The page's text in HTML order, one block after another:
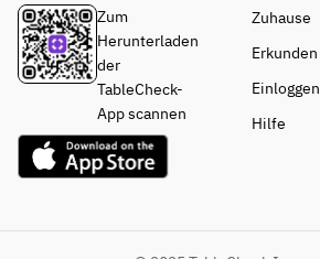
Zum
Herunterladen
der
TableCheck-
App scannen
Zuhause
Erkunden
Einloggen
Hilfe